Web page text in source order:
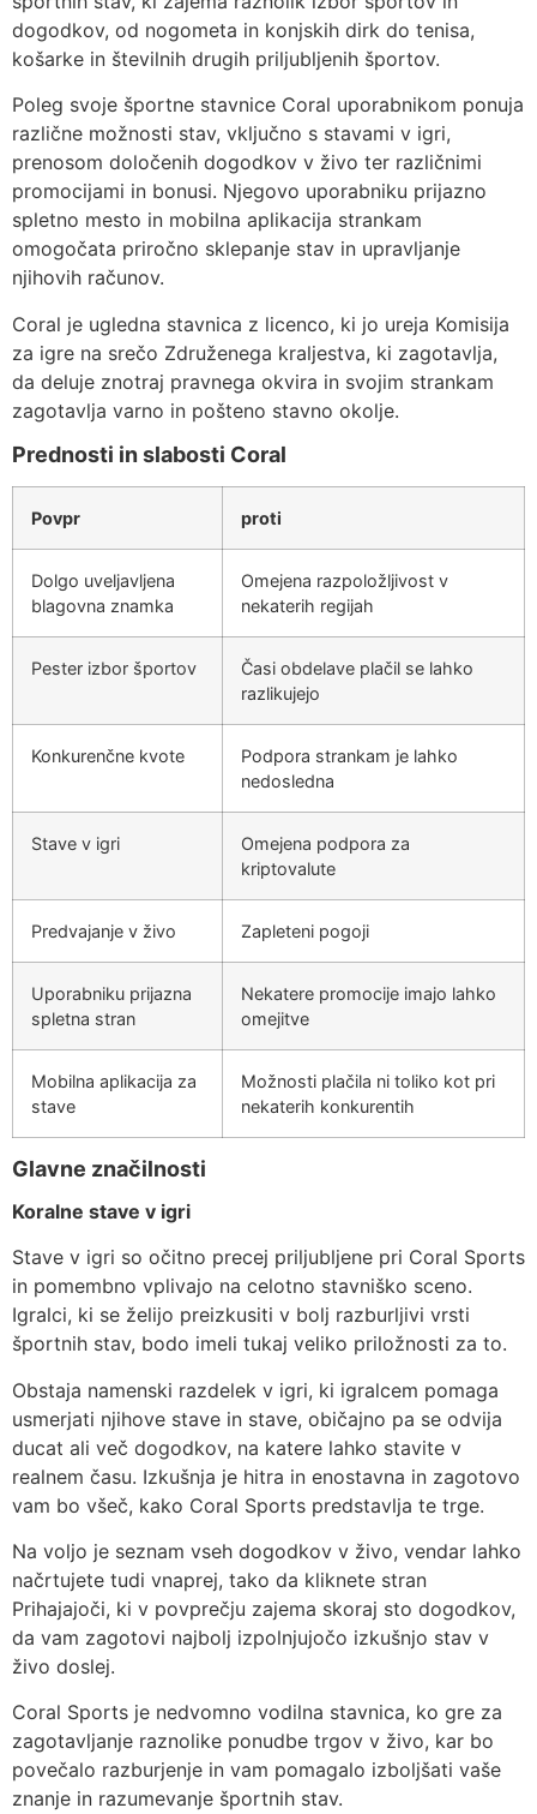
dogodkov, od nogometa in konjskih dirk do tenisa,
košarke in številnih drugih priljubljenih športov.
Poleg svoje športne stavnice Coral uporabnikom ponuja
različne možnosti stav, vključno s stavami v igri,
prenosom določenih dogodkov v živo ter različnimi
promocijami in bonusi. Njegovo uporabniku prijazno
spletno mesto in mobilna aplikacija strankam
omogočata priročno sklepanje stav in upravljanje
njihovih računov.
Coral je ugledna stavnica z licenco, ki jo ureja Komisija
za igre na srečo Združenega kraljestva, ki zagotavlja,
da deluje znotraj pravnega okvira in svojim strankam
zagotavlja varno in pošteno stavno okolje.
Prednosti in slabosti Coral
Povpr proti
Dolgo uveljavljena
blagovna znamka
Omejena razpoložljivost v
nekaterih regijah
Pester izbor športov
Časi obdelave plačil se lahko
razlikujejo
Konkurenčne kvote
Podpora strankam je lahko
nedosledna
Stave v igri
Omejena podpora za
kriptovalute
Predvajanje v živo Zapleteni pogoji
Uporabniku prijazna
spletna stran
Nekatere promocije imajo lahko
omejitve
Mobilna aplikacija za
stave
Možnosti plačila ni toliko kot pri
nekaterih konkurentih
Glavne značilnosti
Koralne stave v igri
Stave v igri so očitno precej priljubljene pri Coral Sports
in pomembno vplivajo na celotno stavniško sceno.
Igralci, ki se želijo preizkusiti v bolj razburljivi vrsti
športnih stav, bodo imeli tukaj veliko priložnosti za to.
Obstaja namenski razdelek v igri, ki igralcem pomaga
usmerjati njihove stave in stave, običajno pa se odvija
ducat ali več dogodkov, na katere lahko stavite v
realnem času. Izkušnja je hitra in enostavna in zagotovo
vam bo všeč, kako Coral Sports predstavlja te trge.
Na voljo je seznam vseh dogodkov v živo, vendar lahko
načrtujete tudi vnaprej, tako da kliknete stran
Prihajajoči, ki v povprečju zajema skoraj sto dogodkov,
da vam zagotovi najbolj izpolnjujočo izkušnjo stav v
živo doslej.
Coral Sports je nedvomno vodilna stavnica, ko gre za
zagotavljanje raznolike ponudbe trgov v živo, kar bo
povečalo razburjenje in vam pomagalo izboljšati vaše
znanje in razumevanje športnih stav.